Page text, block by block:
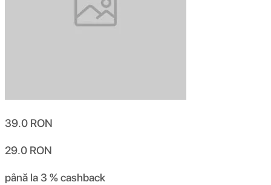
39.0 RON
29.0 RON
până la 3 %cashback